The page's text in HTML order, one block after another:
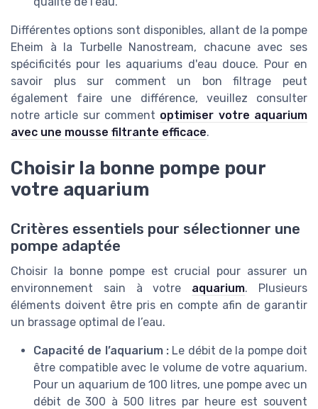
Différentes options sont disponibles, allant de la pompe
Eheim à la Turbelle Nanostream, chacune avec ses
spécificités pour les aquariums d'eau douce. Pour en
savoir plus sur comment un bon filtrage peut
également faire une différence, veuillez consulter
notre article sur comment optimiser votre aquarium
avec une mousse filtrante efficace.
Choisir la bonne pompe pour
votre aquarium
Critères essentiels pour sélectionner une
pompe adaptée
Choisir la bonne pompe est crucial pour assurer un
environnement sain à votre aquarium. Plusieurs
éléments doivent être pris en compte afin de garantir
un brassage optimal de l’eau.
Capacité de l’aquarium : Le débit de la pompe doit
être compatible avec le volume de votre aquarium.
Pour un aquarium de 100 litres, une pompe avec un
débit de 300 à 500 litres par heure est souvent